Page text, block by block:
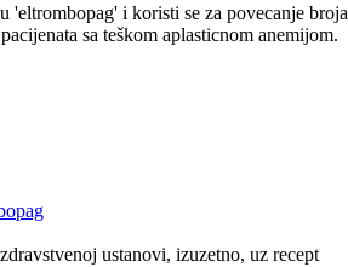
'eltrombopag' i koristi se za povecanje
sa teškom aplasticnom anemijom.
ustanovi, izuzetno, uz recept